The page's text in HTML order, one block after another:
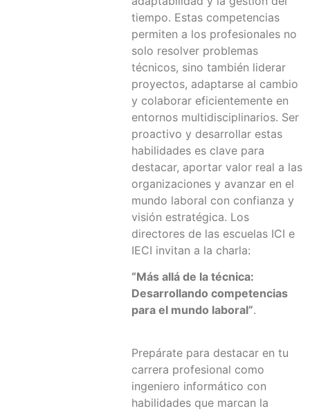
tiempo. Estas competencias
permiten a los profesionales no
solo resolver problemas
técnicos, sino también liderar
proyectos, adaptarse al cambio
y colaborar eficientemente en
entornos multidisciplinarios. Ser
proactivo y desarrollar estas
habilidades es clave para
destacar, aportar valor real a las
organizaciones y avanzar en el
mundo laboral con confianza y
visión estratégica. Los
directores de las escuelas ICI e
IECI invitan a la charla:
“Más allá de la técnica:
Desarrollando competencias
para el mundo laboral”.
Prepárate para destacar en tu
carrera profesional como
ingeniero informático con
habilidades que marcan la